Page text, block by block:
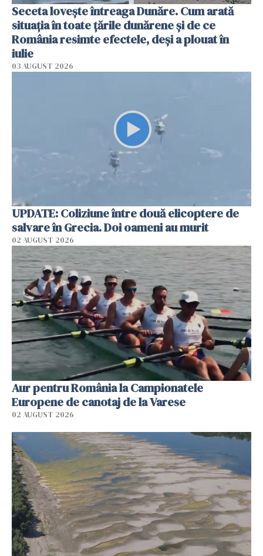
Seceta lovește întreaga Dunăre. Cum arată
situația în toate țările dunărene și de ce
România resimte efectele, deși a plouat în
iulie
03 AUGUST 2026
UPDATE: Coliziune între două elicoptere de
salvare în Grecia. Doi oameni au murit
02 AUGUST 2026
Aur pentru România la Campionatele
Europene de canotaj de la Varese
02 AUGUST 2026